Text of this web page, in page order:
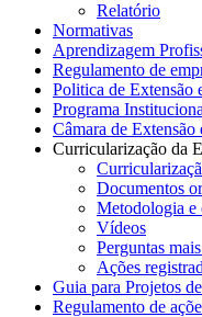
Relatório
Normativas
Aprendizagem
Regulamento de
Politica de Extensão
Programa
Câmara de
Curricularização da
Documentos
Metodologia e
Vídeos
Perguntas
Ações
Guia para Projetos
Regulamento de